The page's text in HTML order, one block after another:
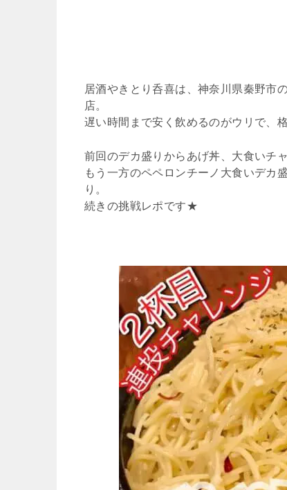
居酒やきとり呑喜は、神奈川県秦野市
店。
遅い時間まで安く飲めるのがウリで、
前回のデカ盛りからあげ丼、大食いチ
もう一方のペペロンチーノ大食いデカ
り。
続きの挑戦レポです★